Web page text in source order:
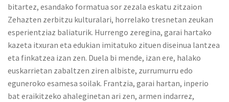
bitartez, esandako formatua sor zezala eskatu zitzaion
Zehazten zerbitzu kulturalari, horrelako tresnetan zeukan
esperientziaz baliaturik. Hurrengo zeregina, garai hartako
kazeta itxuran eta edukian imitatuko zituen diseinua lantzea
eta finkatzea izan zen. Duela bi mende, izan ere, halako
euskarrietan zabaltzen ziren albiste, zurrumurru edo
eguneroko esamesa soilak. Frantzia, garai hartan, inperio
bat eraikitzeko ahaleginetan ari zen, armen indarrez,